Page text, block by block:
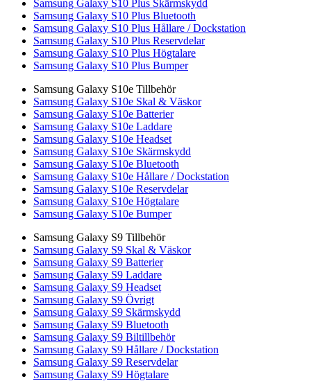
Samsung Galaxy S10 Plus Skärmskydd
Samsung Galaxy S10 Plus Bluetooth
Samsung Galaxy S10 Plus Hållare / Dockstation
Samsung Galaxy S10 Plus Reservdelar
Samsung Galaxy S10 Plus Högtalare
Samsung Galaxy S10 Plus Bumper
Samsung Galaxy S10e Tillbehör
Samsung Galaxy S10e Skal & Väskor
Samsung Galaxy S10e Batterier
Samsung Galaxy S10e Laddare
Samsung Galaxy S10e Headset
Samsung Galaxy S10e Skärmskydd
Samsung Galaxy S10e Bluetooth
Samsung Galaxy S10e Hållare / Dockstation
Samsung Galaxy S10e Reservdelar
Samsung Galaxy S10e Högtalare
Samsung Galaxy S10e Bumper
Samsung Galaxy S9 Tillbehör
Samsung Galaxy S9 Skal & Väskor
Samsung Galaxy S9 Batterier
Samsung Galaxy S9 Laddare
Samsung Galaxy S9 Headset
Samsung Galaxy S9 Övrigt
Samsung Galaxy S9 Skärmskydd
Samsung Galaxy S9 Bluetooth
Samsung Galaxy S9 Biltillbehör
Samsung Galaxy S9 Hållare / Dockstation
Samsung Galaxy S9 Reservdelar
Samsung Galaxy S9 Högtalare